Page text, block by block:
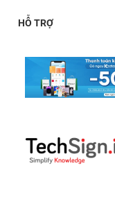
HỖ TRỢ